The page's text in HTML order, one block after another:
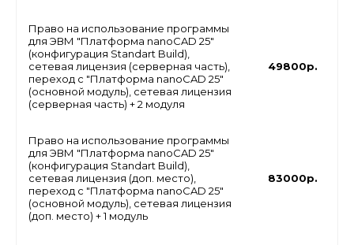
Право на использование программы
для ЭВМ "Платформа nanoCAD 25"
(конфигурация Standart Build),
сетевая лицензия (серверная часть),
переход с "Платформа nanoCAD 25"
(основной модуль), сетевая лицензия
(серверная часть) + 2 модуля
49800р.
Право на использование программы
для ЭВМ "Платформа nanoCAD 25"
(конфигурация Standart Build),
сетевая лицензия (доп. место),
переход с "Платформа nanoCAD 25"
(основной модуль), сетевая лицензия
(доп. место) + 1 модуль
83000р.